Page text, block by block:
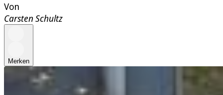
Von
Carsten Schultz
Merken